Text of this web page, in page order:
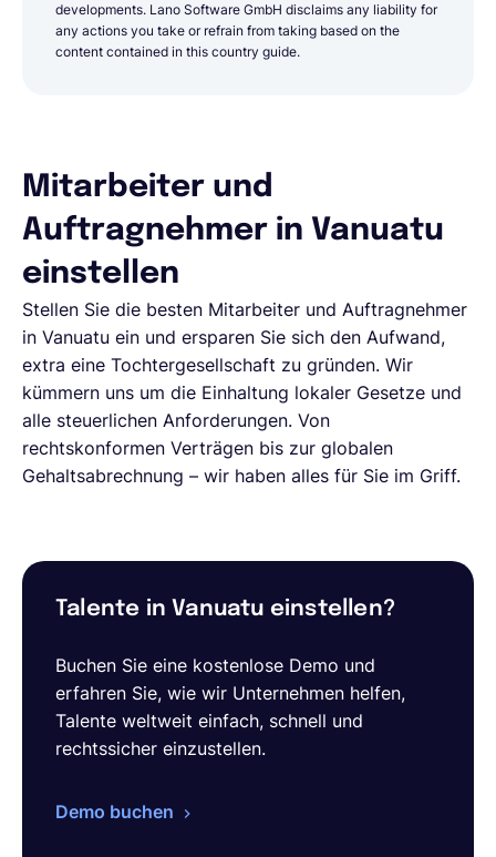
developments. Lano Software GmbH disclaims any liability for
any actions you take or refrain from taking based on the
content contained in this country guide.
Mitarbeiter und
Auftragnehmer in Vanuatu
einstellen
Stellen Sie die besten Mitarbeiter und Auftragnehmer
in Vanuatu ein und ersparen Sie sich den Aufwand,
extra eine Tochtergesellschaft zu gründen. Wir
kümmern uns um die Einhaltung lokaler Gesetze und
alle steuerlichen Anforderungen. Von
rechtskonformen Verträgen bis zur globalen
Gehaltsabrechnung – wir haben alles für Sie im Griff.
Talente in Vanuatu einstellen?
Buchen Sie eine kostenlose Demo und
erfahren Sie, wie wir Unternehmen helfen,
Talente weltweit einfach, schnell und
rechtssicher einzustellen.
Demo buchen